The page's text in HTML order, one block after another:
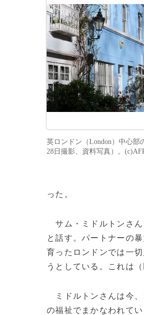
英ロンドン（London）中心部
28日撮影、資料写真）。
った。
サム・ミドルトンさん
と話す。パートナーの
育ったロンドンでは一
うとしている。これは
ミドルトンさんは今、
の福祉でまかなわれて